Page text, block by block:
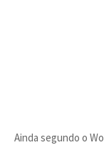
Ainda segundo o